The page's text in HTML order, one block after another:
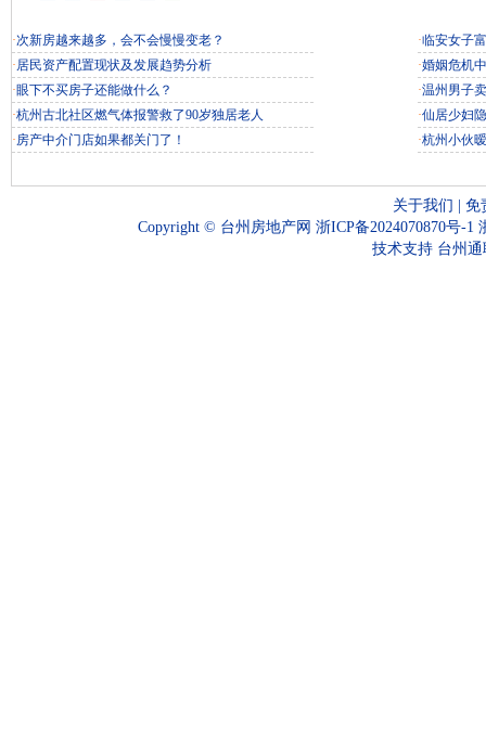
·次新房越来越多，会不会慢慢变老？
·居民资产配置现状及发展趋势分析
·眼下不买房子还能做什么？
·杭州古北社区燃气体报警救了90岁独居老人
·房产中介门店如果都关门了！
·临安女子
·婚姻危机
·温州男子
·仙居少妇
·杭州小伙
关于我们
免
Copyright © 台州房地产网 浙ICP备2024070870号-1
技术支持 台州